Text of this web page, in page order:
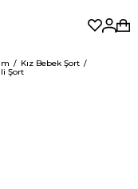
Kız Bebek Şort
Şort